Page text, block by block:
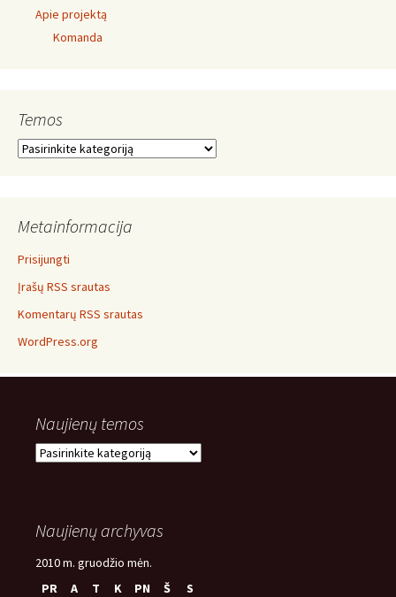
Apie projektą
Komanda
Temos
Temos
Metainformacija
Prisijungti
Įrašų RSS srautas
Komentarų RSS srautas
WordPress.org
Naujienų temos
Naujienų
Naujienų archyvas
2010 m. gruodžio mėn.
PR
A T K PN Š
S